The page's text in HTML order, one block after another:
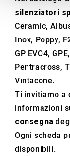
We also share
our social
provided to
of their services.
silenziatori
Ceramic,
Inox, Poppy,
GP EVO4,
Pentracross,
Vintacone.
Ti invitiamo a
informazioni
consegna
Ogni scheda
disponibili.